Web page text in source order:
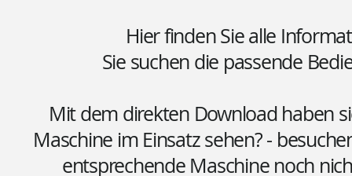
Hier finden Sie alle
Sie suchen die passende
Mit dem direkten Download haben
Maschine im Einsatz sehen? -
entsprechende Maschine noch